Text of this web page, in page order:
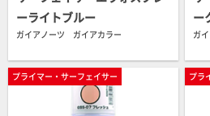
ーライトブルー
ガイアノーツ ガイアカラー
ー
ガ
プライマー・サーフェイサー プラ